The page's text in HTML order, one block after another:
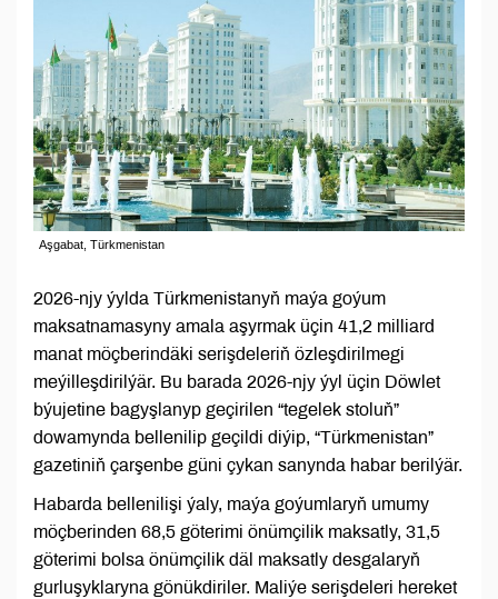
Aşgabat, Türkmenistan
2026-njy ýylda Türkmenistanyň maýa goýum
maksatnamasyny amala aşyrmak üçin 41,2 milliard
manat möçberindäki serişdeleriň özleşdirilmegi
meýilleşdirilýär. Bu barada 2026-njy ýyl üçin Döwlet
býujetine bagyşlanyp geçirilen “tegelek stoluň”
dowamynda bellenilip geçildi diýip, “Türkmenistan”
gazetiniň çarşenbe güni çykan sanynda habar berilýär.
Habarda bellenilişi ýaly, maýa goýumlaryň umumy
möçberinden 68,5 göterimi önümçilik maksatly, 31,5
göterimi bolsa önümçilik däl maksatly desgalaryň
gurluşyklaryna gönükdiriler. Maliýe serişdeleri hereket